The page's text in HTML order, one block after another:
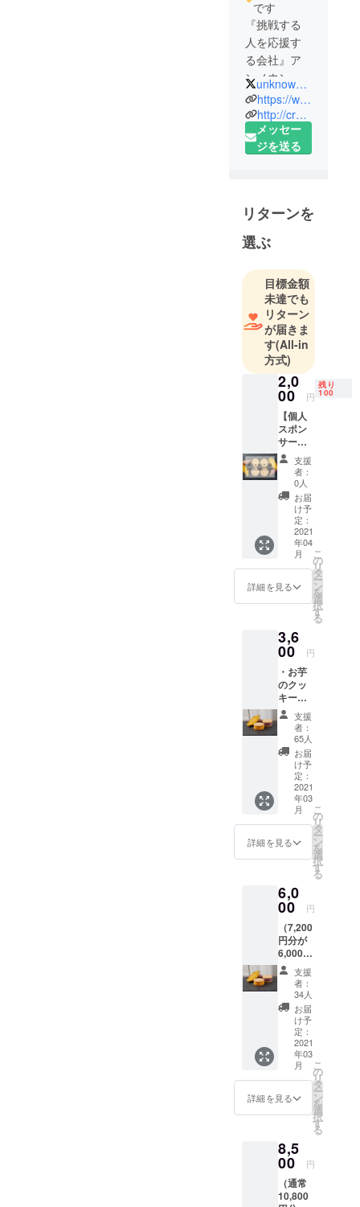
です
『挑戦する
人を応援す
る会社』ア
ンノウン株
式会社で
す。
unknown_mk1113
https://www.instagram.com/omoimono.sweets/
http://crowdfunding.unknown-osaka.com/
メッセー
ジを送る
リターンを
選ぶ
目標金額
未達でも
リターン
が届きま
す(All-in
方式)
2,0
00 円
残り
100
【個人
スポン
サー】
「しあ
わせの
おすそ
分け」
スイー
ツプロ
ジェク
ト お芋
のクッ
キーサ
ンドの
継続販
トに名
前を掲
載する
権利。
・ECサ
イトス
ポン
サーと
してサ
イト上
にお名
前を掲
載 ・活
動報告
※備考欄
に掲載
するお
い。
支援
者：
0人
お届
け予
定：
2021
年04
月
詳細を見る
こ
の
リ
タ
ー
ン
を
選
択
す
る
3,6
00 円
・お芋
のクッ
キーサ
ンド1
セット4
個 ・活
動報告
こちら
のご支
援をい
ただく
こと
で、子
ども食
堂・
リーを
開催す
る団体
様に１
個のお
芋の
クッ
キーサ
ンドを
お届け
しま
す。 送
料・消
費税込
品は鋭
意改良
クッ
キーサ
デザイ
ンは多
支援
者：
65人
お届
け予
定：
2021
年03
月
詳細を見る
こ
の
リ
タ
ー
ン
を
選
択
す
る
6,0
00 円
（7,200
円分が
6,000円
でお楽
しみい
ただけ
ます）
・お芋
のクッ
キーサ
ンド４
個×２
セット
・活動
報告 こ
をいた
だくこ
とで、
子ども
食堂・
支援
者：
34人
お届
け予
定：
2021
年03
月
詳細を見る
こ
の
リ
タ
ー
ン
を
選
択
す
る
8,5
00 円
（通常
10,800